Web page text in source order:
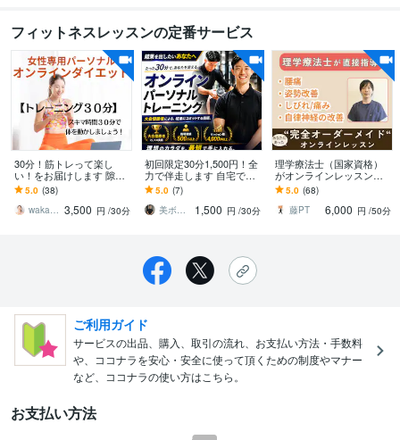
フィットネスレッスンの定番サービス
30分！筋トレって楽し
い！をお届けします 隙間
時間で身体を動かして一
緒に汗をかきましょう＾
＾
5.0 (38)
wakako408 3,500 円 /30分
初回限定30分1,500円！全
力で伴走します 自宅で完
結！オンラインパーソナ
ルで理想の体へ導きます
5.0 (7)
美ボディ製作所【筋トレ・食事】
1,500 円 /30分
理学療法士（国家資格）
がオンラインレッスン致
します リハビリ/痛み改善/
姿勢改善/個別運動/パーソ
ナル行います
5.0 (68)
藤PT
6,000 円 /50分
ご利用ガイド
サービスの出品、購入、取引の流れ、お支払い方法・手数料
や、ココナラを安心・安全に使って頂くための制度やマナー
など、ココナラの使い方はこちら。
お支払い方法